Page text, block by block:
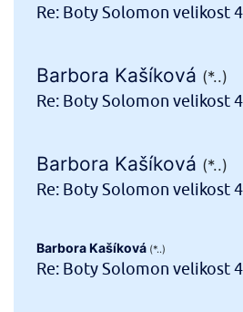
Re: Boty Solomon velikost
Barbora Kašíková (*..)
Re: Boty Solomon velikost
Barbora Kašíková (*..)
Re: Boty Solomon velikost
Barbora Kašíková (*..)
Re: Boty Solomon velikost